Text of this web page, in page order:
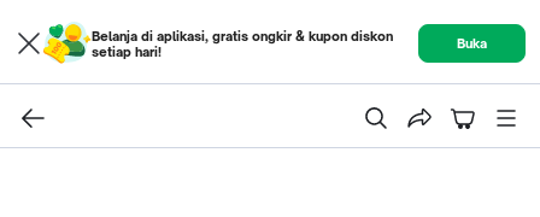
Belanja di aplikasi, gratis ongkir & kupon diskon
setiap hari!
Buka